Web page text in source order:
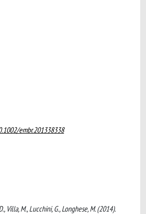
embr.201338338
Villa, M., Lucchini, G., Longhese, M. (2014).